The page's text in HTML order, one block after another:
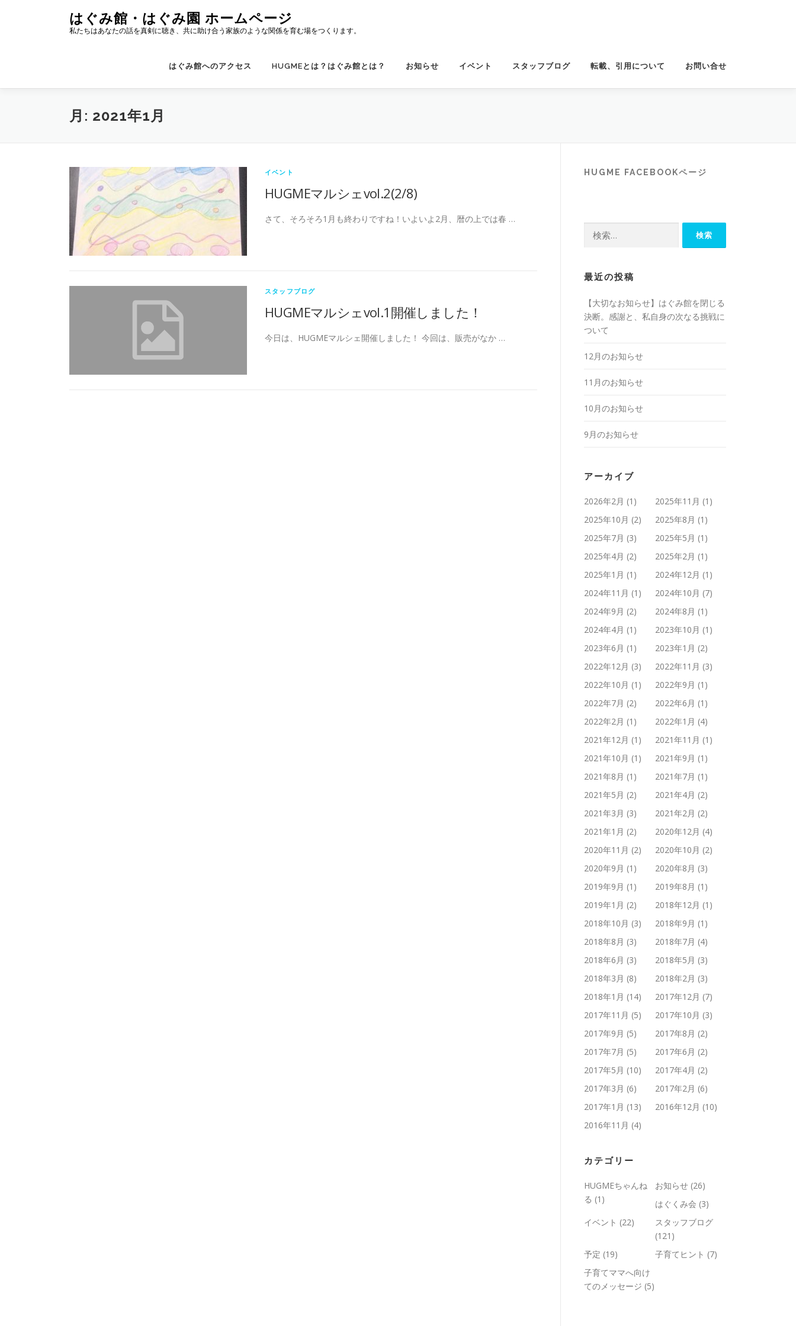
ス
はぐみ館・はぐみ園 ホームページ
私たちはあなたの話を真剣に聴き、共に助け合う家族のような関係を育む場をつくります。
はぐみ館へのアクセス HUGMEとは？はぐみ館とは？ お知らせ イベント スタッフブログ 転載、引用について お問い合せ
月: 2021年1月
イベント
HUGMEマルシェvol.2(2/8)
さて、そろそろ1月も終わりですね！いよいよ2月、暦の上では春 …
スタッフブログ
HUGMEマルシェvol.1開催しました！
今日は、HUGMEマルシェ開催しました！ 今回は、販売がなか …
HUGME FACEBOOKページ
最近の投稿
【大切なお知らせ】はぐみ館を閉じる
決断。感謝と、私自身の次なる挑戦に
ついて
12月のお知らせ
11月のお知らせ
10月のお知らせ
9月のお知らせ
アーカイブ
2026年2月 (1) 2025年11月 (1)
2025年10月 (2) 2025年8月 (1)
2025年7月 (3) 2025年5月 (1)
2025年4月 (2) 2025年2月 (1)
2025年1月 (1) 2024年12月 (1)
2024年11月 (1) 2024年10月 (7)
2024年9月 (2) 2024年8月 (1)
2024年4月 (1) 2023年10月 (1)
2023年6月 (1) 2023年1月 (2)
2022年12月 (3) 2022年11月 (3)
2022年10月 (1) 2022年9月 (1)
2022年7月 (2) 2022年6月 (1)
2022年2月 (1) 2022年1月 (4)
2021年12月 (1) 2021年11月 (1)
2021年10月 (1) 2021年9月 (1)
2021年8月 (1) 2021年7月 (1)
2021年5月 (2) 2021年4月 (2)
2021年3月 (3) 2021年2月 (2)
2021年1月 (2) 2020年12月 (4)
2020年11月 (2) 2020年10月 (2)
2020年9月 (1) 2020年8月 (3)
2019年9月 (1) 2019年8月 (1)
2019年1月 (2) 2018年12月 (1)
2018年10月 (3) 2018年9月 (1)
2018年8月 (3) 2018年7月 (4)
2018年6月 (3) 2018年5月 (3)
2018年3月 (8) 2018年2月 (3)
2018年1月 (14) 2017年12月 (7)
2017年11月 (5) 2017年10月 (3)
2017年9月 (5) 2017年8月 (2)
2017年7月 (5) 2017年6月 (2)
2017年5月 (10) 2017年4月 (2)
2017年3月 (6) 2017年2月 (6)
2017年1月 (13) 2016年12月 (10)
2016年11月 (4)
カテゴリー
HUGMEちゃんね
る (1)
お知らせ (26)
はぐくみ会 (3)
イベント (22)
スタッフブログ
(121)
予定 (19) 子育てヒント (7)
子育てママへ向け
てのメッセージ (5)